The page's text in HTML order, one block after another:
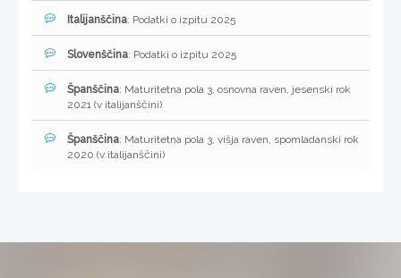
Italijanščina: Podatki o izpitu 2025
Slovenščina: Podatki o izpitu 2025
Španščina: Maturitetna pola 3, osnovna raven, jesenski rok
2021 (v italijanščini)
Španščina: Maturitetna pola 3, višja raven, spomladanski rok
2020 (v italijanščini)